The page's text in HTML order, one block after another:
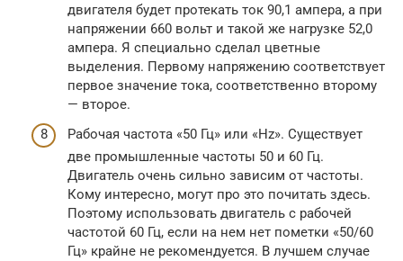
двигателя будет протекать ток 90,1 ампера, а при
напряжении 660 вольт и такой же нагрузке 52,0
ампера. Я специально сделал цветные
выделения. Первому напряжению соответствует
первое значение тока, соответственно второму
— второе.
Рабочая частота «50 Гц» или «Hz». Существует
две промышленные частоты 50 и 60 Гц.
Двигатель очень сильно зависим от частоты.
Кому интересно, могут про это почитать здесь.
Поэтому использовать двигатель с рабочей
частотой 60 Гц, если на нем нет пометки «50/60
Гц» крайне не рекомендуется. В лучшем случае